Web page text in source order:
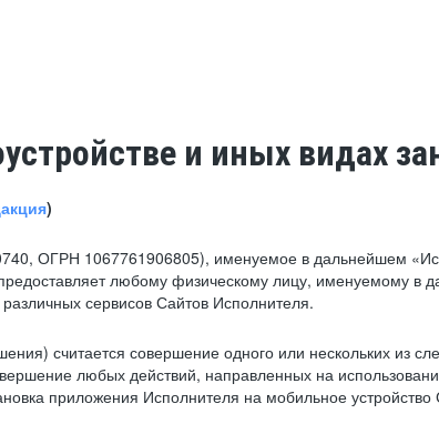
и иных видах
)
ОГРН 1067761906805), именуемое в дальнейшем
любому физическому лицу, именуемому в
сервисов Сайтов Исполнителя.
считается совершение одного или нескольких из
любых действий, направленных на
приложения Исполнителя на мобильное устройство